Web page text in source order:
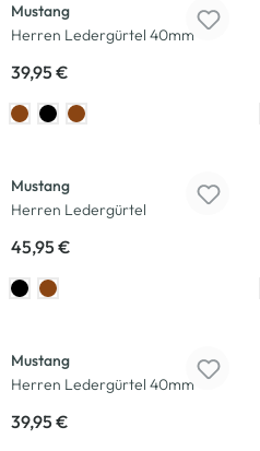
Mustang
Herren Ledergürtel 40mm
39,95 €
Mustang
Herren Ledergürtel
45,95 €
Mustang
Herren Ledergürtel 40mm
39,95 €